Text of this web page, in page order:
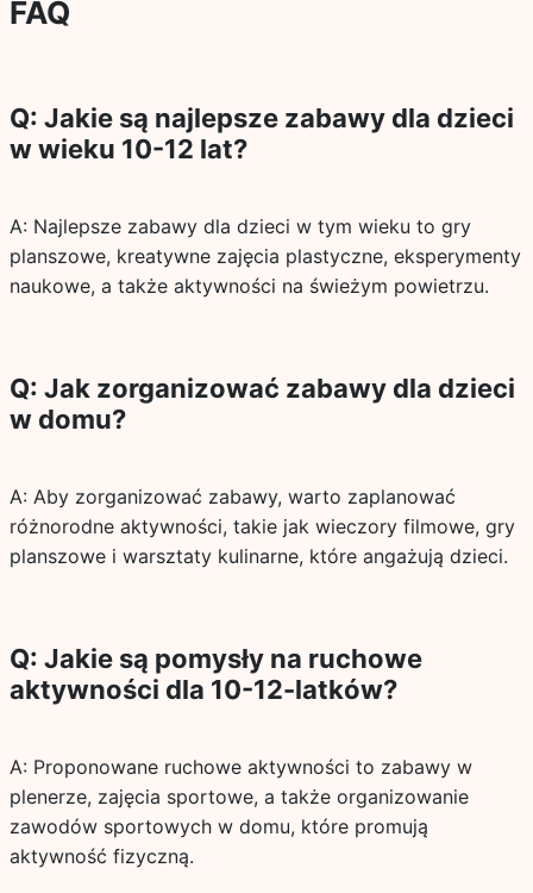
FAQ
Q: Jakie są najlepsze zabawy dla dzieci
w wieku 10-12 lat?
A: Najlepsze zabawy dla dzieci w tym wieku to gry
planszowe, kreatywne zajęcia plastyczne, eksperymenty
naukowe, a także aktywności na świeżym powietrzu.
Q: Jak zorganizować zabawy dla dzieci
w domu?
A: Aby zorganizować zabawy, warto zaplanować
różnorodne aktywności, takie jak wieczory filmowe, gry
planszowe i warsztaty kulinarne, które angażują dzieci.
Q: Jakie są pomysły na ruchowe
aktywności dla 10-12-latków?
A: Proponowane ruchowe aktywności to zabawy w
plenerze, zajęcia sportowe, a także organizowanie
zawodów sportowych w domu, które promują
aktywność fizyczną.